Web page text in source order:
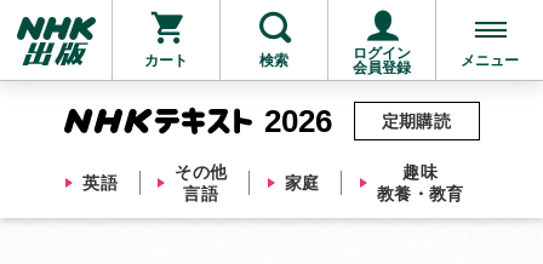
カート 検索
ログイン
会員登録
メニュー
2026
英語
その他
言語
家庭
趣味
教養・教育
定期購読